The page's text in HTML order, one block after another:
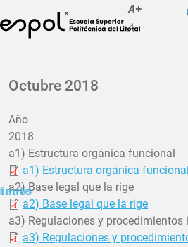
A+
A-
La ESPOL
Vida politécnica
Investigación
Nuestra Huella
Transparencia
Octubre 2018
Año
2018
a1) Estructura orgánica funcional
a1) Estructura orgánica funcional
a2) Base legal que la rige
a2) Base legal que la rige
a3) Regulaciones y procedimientos
a3) Regulaciones y